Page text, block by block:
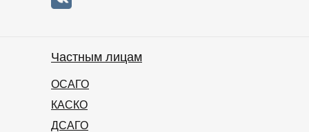
Частным лицам
ОСАГО
КАСКО
ДСАГО